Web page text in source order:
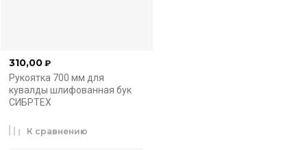
310,00 ₽
Рукоятка 700 мм для
кувалды шлифованная бук
СИБРТЕХ
К сравнению